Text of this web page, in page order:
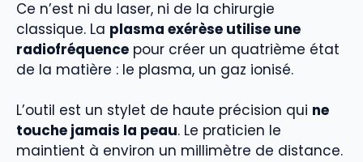
Ce n’est ni du laser, ni de la chirurgie
classique. La plasma exérèse utilise une
radiofréquence pour créer un quatrième état
de la matière : le plasma, un gaz ionisé.
L’outil est un stylet de haute précision qui ne
touche jamais la peau. Le praticien le
maintient à environ un millimètre de distance.